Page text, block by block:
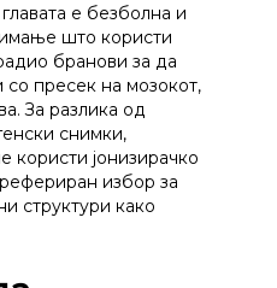
е безболна и
што користи
бранови за да
со пресек на мозокот,
За разлика од
снимки,
користи јонизирачко
избор за
структури како